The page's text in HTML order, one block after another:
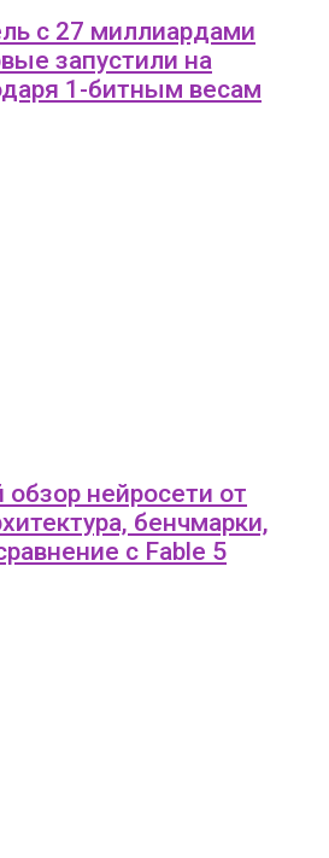
с 27 миллиардами
запустили на
1-битным весам
нейросети от
бенчмарки,
с Fable 5